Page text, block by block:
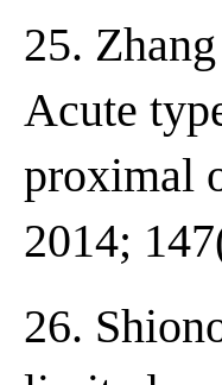
25.
Acute
proximal
2014;
26.